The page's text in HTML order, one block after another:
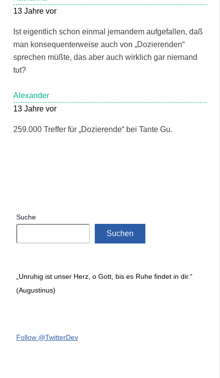
13 Jahre vor
Ist eigentlich schon einmal jemandem aufgefallen, daß
man konsequenterweise auch von „Dozierenden“
sprechen müßte, das aber auch wirklich gar niemand
tut?
Alexander
13 Jahre vor
259.000 Treffer für „Dozierende“ bei Tante Gu.
Suche
Suchen
„Unruhig ist unser Herz, o Gott, bis es Ruhe findet in dir.“
(Augustinus)
Follow @TwitterDev